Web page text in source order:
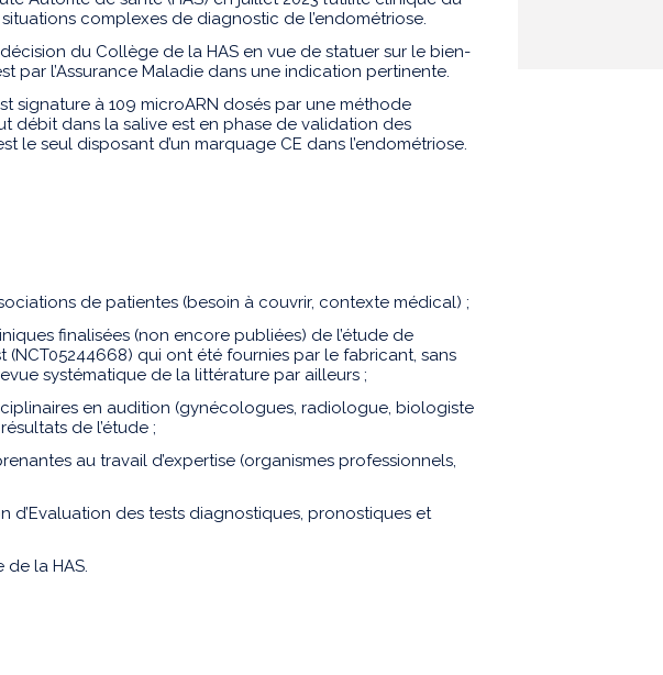
complexes de diagnostic de l’endométriose.
décision du Collège de la HAS en vue de statuer sur le bien-
par l’Assurance Maladie dans une indication pertinente.
signature à 109 microARN dosés par une méthode
débit dans la salive est en phase de validation des
le seul disposant d’un marquage CE dans l’endométriose.
de patientes (besoin à couvrir, contexte médical) ;
finalisées (non encore publiées) de l’étude de
(NCT05244668) qui ont été fournies par le fabricant, sans
systématique de la littérature par ailleurs ;
en audition (gynécologues, radiologue, biologiste
de l’étude ;
au travail d’expertise (organismes professionnels,
d’Evaluation des tests diagnostiques, pronostiques et
la HAS.